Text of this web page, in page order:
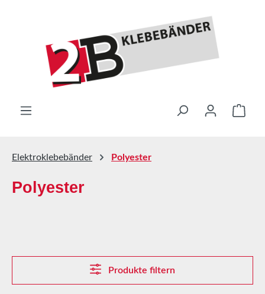
Elektroklebebänder Polyester
Polyester
Produkte filtern